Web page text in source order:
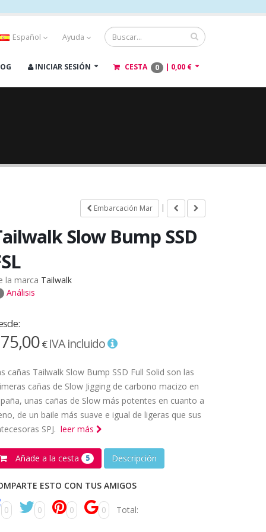
Español Ayuda
INICIAR SESIÓN CESTA 0 | 0,00 €
Embarcación Mar |
Slow Bump SSD
la marca Tailwalk
Análisis
€IVA incluido
cañas Tailwalk Slow Bump SSD Full Solid son las
cañas de Slow Jigging de carbono macizo en
unas cañas de Slow más potentes en cuanto a
de un baile más suave e igual de ligeras que sus
SPJ. leer más
Añade a la cesta 5 Descripción
ESTO CON TUS AMIGOS
0 0 0 0 Total: